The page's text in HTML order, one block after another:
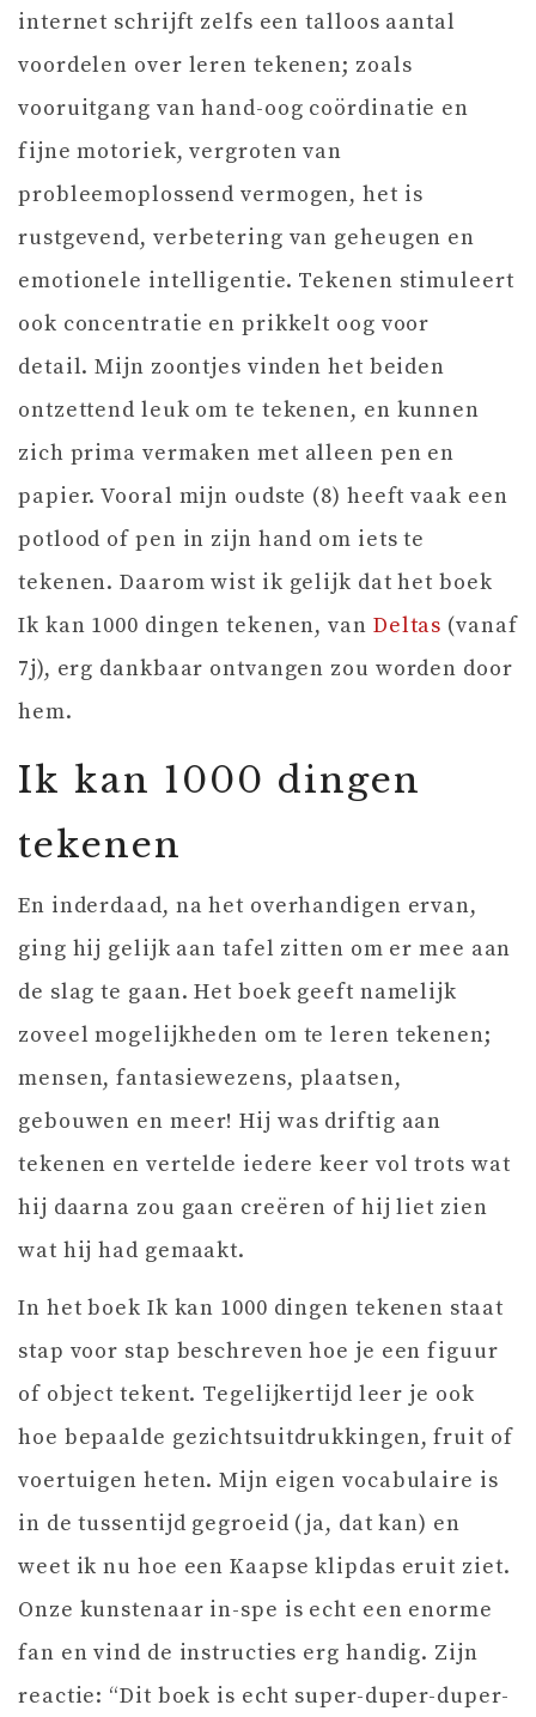
internet schrijft zelfs een talloos aantal
voordelen over leren tekenen; zoals
vooruitgang van hand-oog coördinatie en
fijne motoriek, vergroten van
probleemoplossend vermogen, het is
rustgevend, verbetering van geheugen en
emotionele intelligentie. Tekenen stimuleert
ook concentratie en prikkelt oog voor
detail. Mijn zoontjes vinden het beiden
ontzettend leuk om te tekenen, en kunnen
zich prima vermaken met alleen pen en
papier. Vooral mijn oudste (8) heeft vaak een
potlood of pen in zijn hand om iets te
tekenen. Daarom wist ik gelijk dat het boek
Ik kan 1000 dingen tekenen, van Deltas (vanaf
7j), erg dankbaar ontvangen zou worden door
hem.
Ik kan 1000 dingen
tekenen
En inderdaad, na het overhandigen ervan,
ging hij gelijk aan tafel zitten om er mee aan
de slag te gaan. Het boek geeft namelijk
zoveel mogelijkheden om te leren tekenen;
mensen, fantasiewezens, plaatsen,
gebouwen en meer! Hij was driftig aan
tekenen en vertelde iedere keer vol trots wat
hij daarna zou gaan creëren of hij liet zien
wat hij had gemaakt.
In het boek Ik kan 1000 dingen tekenen staat
stap voor stap beschreven hoe je een figuur
of object tekent. Tegelijkertijd leer je ook
hoe bepaalde gezichtsuitdrukkingen, fruit of
voertuigen heten. Mijn eigen vocabulaire is
in de tussentijd gegroeid (ja, dat kan) en
weet ik nu hoe een Kaapse klipdas eruit ziet.
Onze kunstenaar in-spe is echt een enorme
fan en vind de instructies erg handig. Zijn
reactie: “Dit boek is echt super-duper-duper-